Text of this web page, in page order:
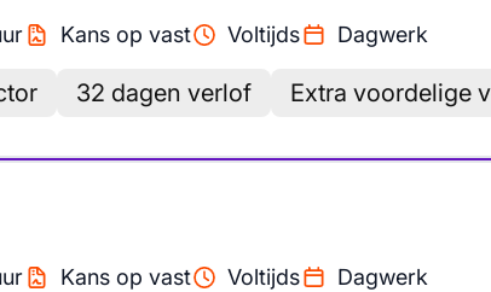
Kans op vast Voltijds Dagwerk
32 dagen verlof Extra voordelige
Kans op vast Voltijds Dagwerk